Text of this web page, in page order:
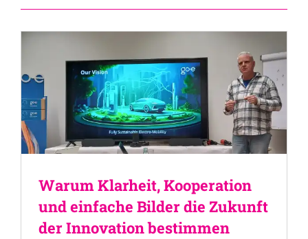
Warum Klarheit, Kooperation
und einfache Bilder die Zukunft
der Innovation bestimmen